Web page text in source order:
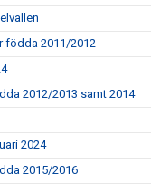
födda 2011/2012
2012/2013 samt 2014
2024
2015/2016